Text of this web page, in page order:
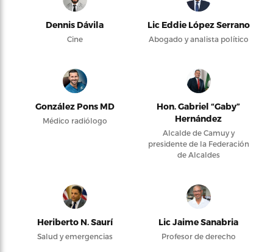
Dennis Dávila
Cine
Lic Eddie López Serrano
Abogado y analista político
González Pons MD
Médico radiólogo
Hon. Gabriel “Gaby”
Hernández
Alcalde de Camuy y
presidente de la Federación
de Alcaldes
Heriberto N. Saurí
Salud y emergencias
Lic Jaime Sanabria
Profesor de derecho